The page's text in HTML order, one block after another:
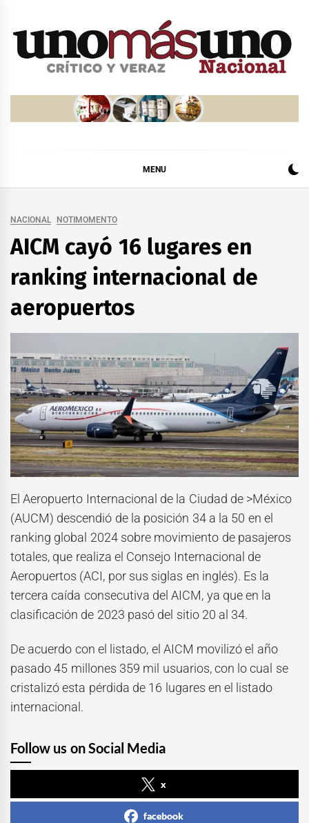
MENU
NACIONAL NOTIMOMENTO
AICM cayó 16 lugares en
ranking internacional de
aeropuertos
El Aeropuerto Internacional de la Ciudad de >México
(AUCM) descendió de la posición 34 a la 50 en el
ranking global 2024 sobre movimiento de pasajeros
totales, que realiza el Consejo Internacional de
Aeropuertos (ACI, por sus siglas en inglés). Es la
tercera caída consecutiva del AICM, ya que en la
clasificación de 2023 pasó del sitio 20 al 34.
De acuerdo con el listado, el AICM movilizó el año
pasado 45 millones 359 mil usuarios, con lo cual se
cristalizó esta pérdida de 16 lugares en el listado
internacional.
Follow us on Social Media
x
facebook